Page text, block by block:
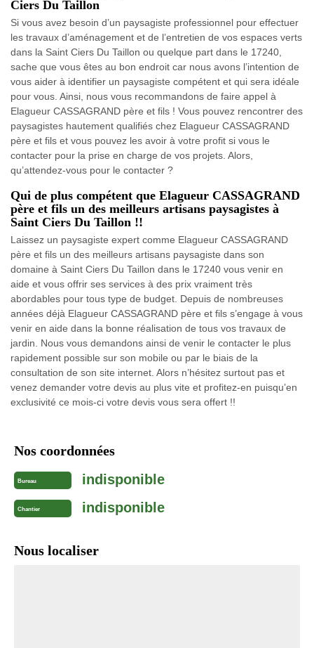
Ciers Du Taillon
Si vous avez besoin d’un paysagiste professionnel pour effectuer
les travaux d’aménagement et de l’entretien de vos espaces verts
dans la Saint Ciers Du Taillon ou quelque part dans le 17240,
sache que vous êtes au bon endroit car nous avons l’intention de
vous aider à identifier un paysagiste compétent et qui sera idéale
pour vous. Ainsi, nous vous recommandons de faire appel à
Elagueur CASSAGRAND père et fils ! Vous pouvez rencontrer des
paysagistes hautement qualifiés chez Elagueur CASSAGRAND
père et fils et vous pouvez les avoir à votre profit si vous le
contacter pour la prise en charge de vos projets. Alors,
qu’attendez-vous pour le contacter ?
Qui de plus compétent que Elagueur CASSAGRAND
père et fils un des meilleurs artisans paysagistes à
Saint Ciers Du Taillon !!
Laissez un paysagiste expert comme Elagueur CASSAGRAND
père et fils un des meilleurs artisans paysagiste dans son
domaine à Saint Ciers Du Taillon dans le 17240 vous venir en
aide et vous offrir ses services à des prix vraiment très
abordables pour tous type de budget. Depuis de nombreuses
années déjà Elagueur CASSAGRAND père et fils s’engage à vous
venir en aide dans la bonne réalisation de tous vos travaux de
jardin. Nous vous demandons ainsi de venir le contacter le plus
rapidement possible sur son mobile ou par le biais de la
consultation de son site internet. Alors n’hésitez surtout pas et
venez demander votre devis au plus vite et profitez-en puisqu’en
exclusivité ce mois-ci votre devis vous sera offert !!
Nos coordonnées
Bureau indisponible
Chantier indisponible
Nous localiser